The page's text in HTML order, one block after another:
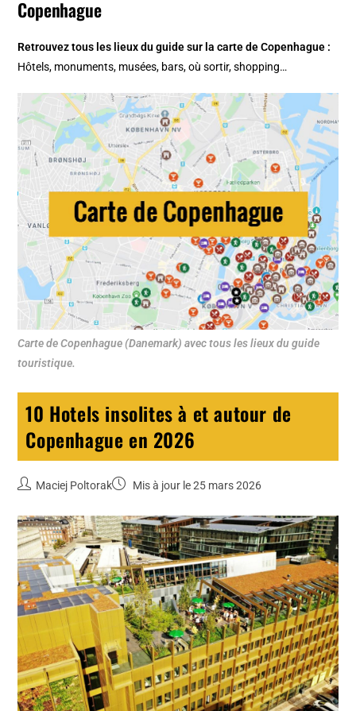
Copenhague
Retrouvez tous les lieux du guide sur lacarte de Copenhague :
Hôtels, monuments, musées, bars, où sortir, shopping…
Carte de Copenhague (Danemark) avec tous les lieux du guide
touristique.
10 Hotels insolites à et autour de
Copenhague en 2026
Maciej Poltorak Mis à jour le 25 mars 2026